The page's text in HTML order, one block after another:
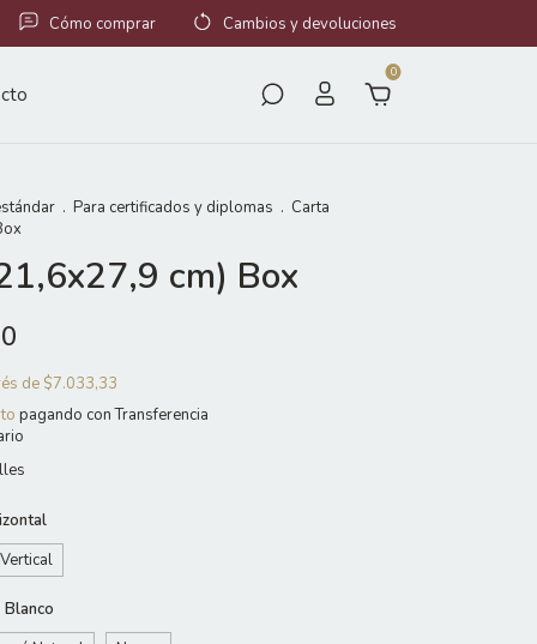
Cómo comprar Cambios y devoluciones
0
. Para certificados y diplomas . Carta
cm) Box
de $7.033,33
pagando con Transferencia
Vertical
Blanco